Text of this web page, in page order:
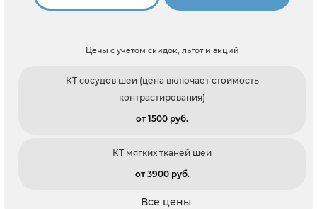
Цены с учетом скидок, льгот и акций
КТ сосудов шеи (цена включает стоимость
контрастирования)
от 1500 pуб.
КТ мягких тканей шеи
от 3900 pуб.
Все цены